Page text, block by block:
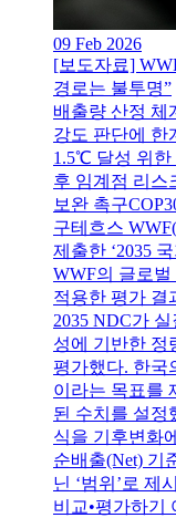
09 Feb 2026
[보도자료]
경로는 불투명”
배출량 산정 체
강도 판단에
1.5℃ 달성 위한
후 임계점 리스
보완 촉구
구테흐스
제출한 ‘2035
WWF의 글로벌
적용한 평가 결
2035 NDC가
성에 기반한 정
평가했다. 한국
이라는 목표를
된 수치를 설정
식을 기후변화
순배출(Net) 기
닌 ‘범위’로 제
비교•평가하기